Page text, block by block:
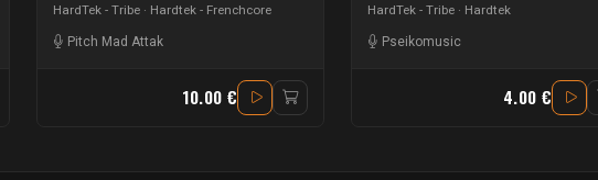
HardTek - Tribe Hardtek - Frenchcore
Pitch Mad Attak
10.00 €
HardTek - Tribe Hardtek
Pseikomusic
4.00 €